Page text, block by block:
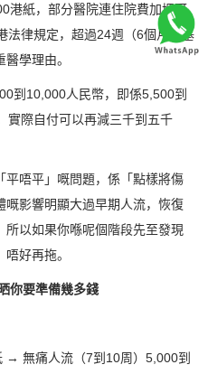
港紙，部分醫院連住院費加埋可
法律規定，超過24週（6個月）基
學理由。
到10,000人民幣，即係5,500到
實際自付可以再減三千到五千
唔平」嘅問題，係「點樣將傷
嘅影響明顯大過早期人流，恢復
所以如果你喺呢個階段先至發現
好再拖。
你要準備幾多錢
→ 無痛人流（7到10周）5,000到